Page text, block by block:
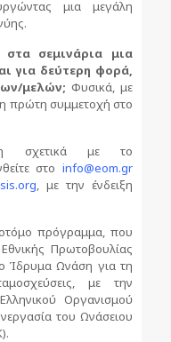
μια μεγάλη
σεμινάρια μια
για δεύτερη φορά,
μελών; Φυσικά, με
πρώτη συμμετοχή στο
σχετικά με το
στο info@eom.gr
, με την ένδειξη
πρόγραμμα, που
Πρωτοβουλίας
Ίδρυμα Ωνάση για τη
με την
Οργανισμού
του Ωνάσειου